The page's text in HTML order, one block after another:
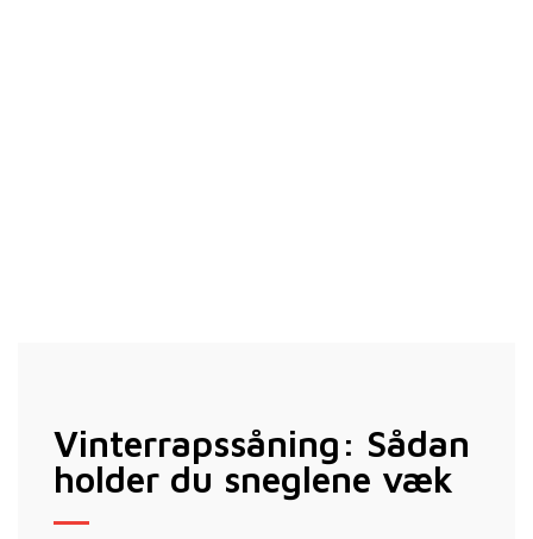
Vinterrapssåning: Sådan
holder du sneglene væk